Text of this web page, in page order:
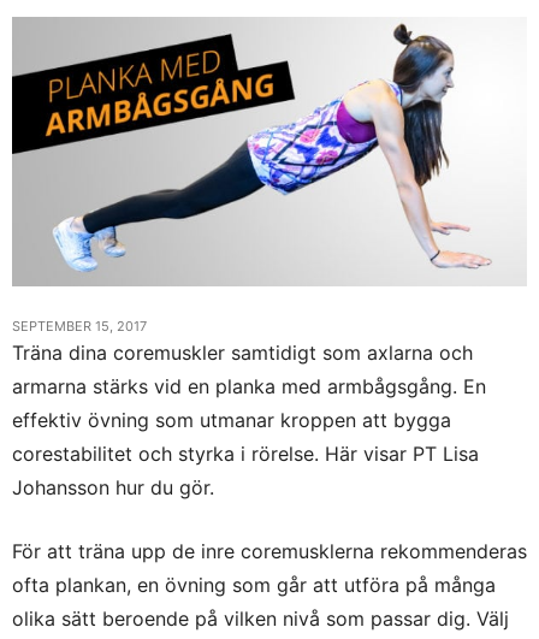
SEPTEMBER 15, 2017
Träna dina coremuskler samtidigt som axlarna och
armarna stärks vid en planka med armbågsgång. En
effektiv övning som utmanar kroppen att bygga
corestabilitet och styrka i rörelse. Här visar PT Lisa
Johansson hur du gör.
För att träna upp de inre coremusklerna rekommenderas
ofta plankan, en övning som går att utföra på många
olika sätt beroende på vilken nivå som passar dig. Välj